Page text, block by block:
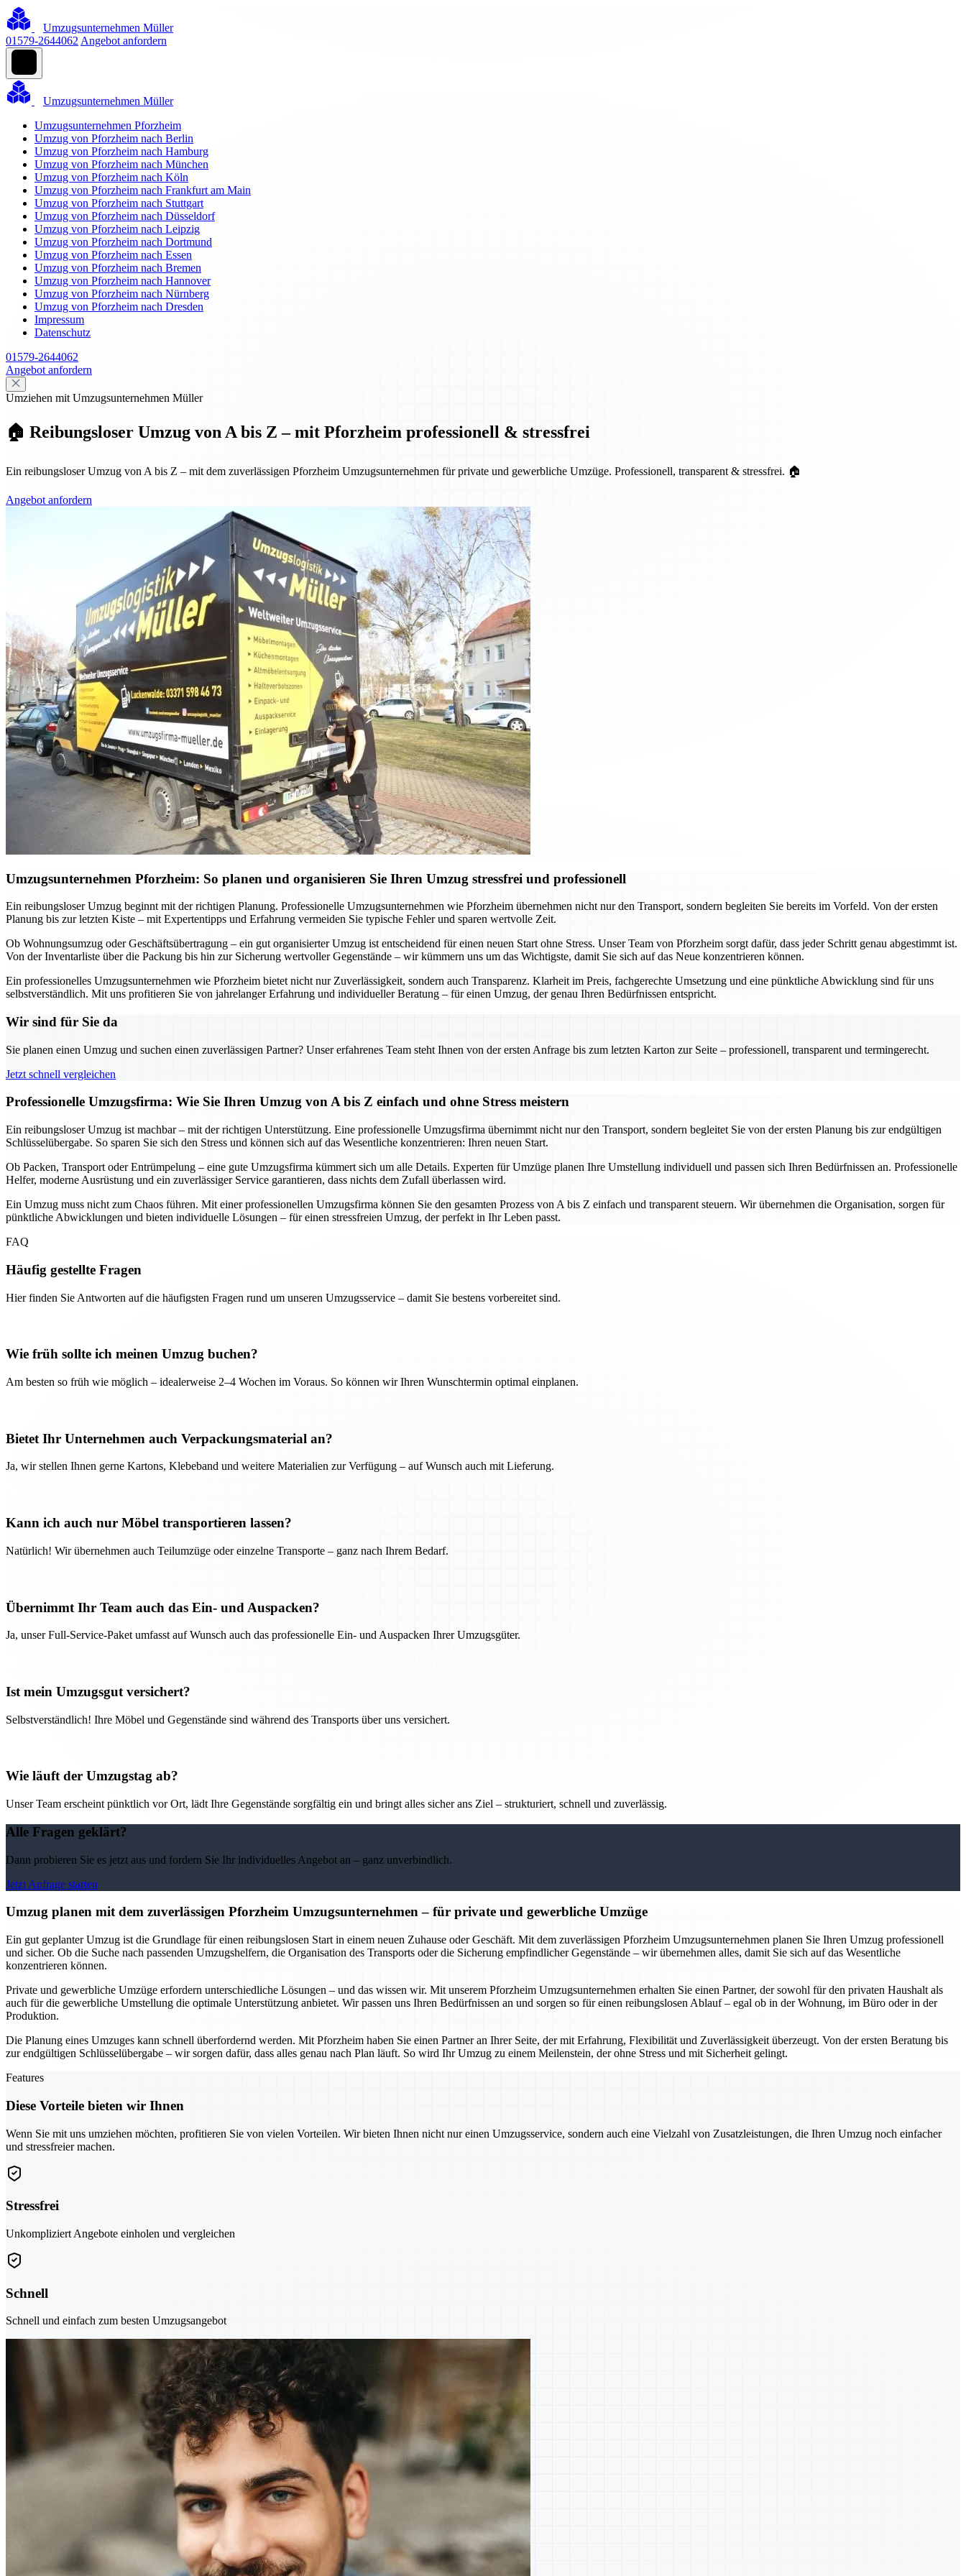
Umzugsunternehmen Müller
01579-2644062 Angebot anfordern
Umzugsunternehmen Müller
Umzugsunternehmen Pforzheim
Umzug von Pforzheim nach Berlin
Umzug von Pforzheim nach Hamburg
Umzug von Pforzheim nach München
Umzug von Pforzheim nach Köln
Umzug von Pforzheim nach Frankfurt am Main
Umzug von Pforzheim nach Stuttgart
Umzug von Pforzheim nach Düsseldorf
Umzug von Pforzheim nach Leipzig
Umzug von Pforzheim nach Dortmund
Umzug von Pforzheim nach Essen
Umzug von Pforzheim nach Bremen
Umzug von Pforzheim nach Hannover
Umzug von Pforzheim nach Nürnberg
Umzug von Pforzheim nach Dresden
Impressum
Datenschutz
01579-2644062
Angebot anfordern
Umziehen mit Umzugsunternehmen Müller
🏠 Reibungsloser Umzug von A bis Z – mit Pforzheim professionell & stressfrei
Ein reibungsloser Umzug von A bis Z – mit dem zuverlässigen Pforzheim Umzugsunternehmen für private und gewerbliche Umzüge. Professionell, transparent & stressfrei. 🏠
Angebot anfordern
Umzugsunternehmen Pforzheim: So planen und organisieren Sie Ihren Umzug stressfrei und professionell
Ein reibungsloser Umzug beginnt mit der richtigen Planung. Professionelle Umzugsunternehmen wie Pforzheim übernehmen nicht nur den Transport, sondern begleiten Sie bereits im Vorfeld. Von der ersten
Planung bis zur letzten Kiste – mit Expertentipps und Erfahrung vermeiden Sie typische Fehler und sparen wertvolle Zeit.
Ob Wohnungsumzug oder Geschäftsübertragung – ein gut organisierter Umzug ist entscheidend für einen neuen Start ohne Stress. Unser Team von Pforzheim sorgt dafür, dass jeder Schritt genau abgestimmt ist.
Von der Inventarliste über die Packung bis hin zur Sicherung wertvoller Gegenstände – wir kümmern uns um das Wichtigste, damit Sie sich auf das Neue konzentrieren können.
Ein professionelles Umzugsunternehmen wie Pforzheim bietet nicht nur Zuverlässigkeit, sondern auch Transparenz. Klarheit im Preis, fachgerechte Umsetzung und eine pünktliche Abwicklung sind für uns
selbstverständlich. Mit uns profitieren Sie von jahrelanger Erfahrung und individueller Beratung – für einen Umzug, der genau Ihren Bedürfnissen entspricht.
Wir sind für Sie da
Sie planen einen Umzug und suchen einen zuverlässigen Partner? Unser erfahrenes Team steht Ihnen von der ersten Anfrage bis zum letzten Karton zur Seite – professionell, transparent und termingerecht.
Jetzt schnell vergleichen
Professionelle Umzugsfirma: Wie Sie Ihren Umzug von A bis Z einfach und ohne Stress meistern
Ein reibungsloser Umzug ist machbar – mit der richtigen Unterstützung. Eine professionelle Umzugsfirma übernimmt nicht nur den Transport, sondern begleitet Sie von der ersten Planung bis zur endgültigen
Schlüsselübergabe. So sparen Sie sich den Stress und können sich auf das Wesentliche konzentrieren: Ihren neuen Start.
Ob Packen, Transport oder Entrümpelung – eine gute Umzugsfirma kümmert sich um alle Details. Experten für Umzüge planen Ihre Umstellung individuell und passen sich Ihren Bedürfnissen an. Professionelle
Helfer, moderne Ausrüstung und ein zuverlässiger Service garantieren, dass nichts dem Zufall überlassen wird.
Ein Umzug muss nicht zum Chaos führen. Mit einer professionellen Umzugsfirma können Sie den gesamten Prozess von A bis Z einfach und transparent steuern. Wir übernehmen die Organisation, sorgen für
pünktliche Abwicklungen und bieten individuelle Lösungen – für einen stressfreien Umzug, der perfekt in Ihr Leben passt.
FAQ
Häufig gestellte Fragen
Hier finden Sie Antworten auf die häufigsten Fragen rund um unseren Umzugsservice – damit Sie bestens vorbereitet sind.
Wie früh sollte ich meinen Umzug buchen?
Am besten so früh wie möglich – idealerweise 2–4 Wochen im Voraus. So können wir Ihren Wunschtermin optimal einplanen.
Bietet Ihr Unternehmen auch Verpackungsmaterial an?
Ja, wir stellen Ihnen gerne Kartons, Klebeband und weitere Materialien zur Verfügung – auf Wunsch auch mit Lieferung.
Kann ich auch nur Möbel transportieren lassen?
Natürlich! Wir übernehmen auch Teilumzüge oder einzelne Transporte – ganz nach Ihrem Bedarf.
Übernimmt Ihr Team auch das Ein- und Auspacken?
Ja, unser Full-Service-Paket umfasst auf Wunsch auch das professionelle Ein- und Auspacken Ihrer Umzugsgüter.
Ist mein Umzugsgut versichert?
Selbstverständlich! Ihre Möbel und Gegenstände sind während des Transports über uns versichert.
Wie läuft der Umzugstag ab?
Unser Team erscheint pünktlich vor Ort, lädt Ihre Gegenstände sorgfältig ein und bringt alles sicher ans Ziel – strukturiert, schnell und zuverlässig.
Alle Fragen geklärt?
Dann probieren Sie es jetzt aus und fordern Sie Ihr individuelles Angebot an – ganz unverbindlich.
Jetzt Anfrage starten
Umzug planen mit dem zuverlässigen Pforzheim Umzugsunternehmen – für private und gewerbliche Umzüge
Ein gut geplanter Umzug ist die Grundlage für einen reibungslosen Start in einem neuen Zuhause oder Geschäft. Mit dem zuverlässigen Pforzheim Umzugsunternehmen planen Sie Ihren Umzug professionell
und sicher. Ob die Suche nach passenden Umzugshelfern, die Organisation des Transports oder die Sicherung empfindlicher Gegenstände – wir übernehmen alles, damit Sie sich auf das Wesentliche
konzentrieren können.
Private und gewerbliche Umzüge erfordern unterschiedliche Lösungen – und das wissen wir. Mit unserem Pforzheim Umzugsunternehmen erhalten Sie einen Partner, der sowohl für den privaten Haushalt als
auch für die gewerbliche Umstellung die optimale Unterstützung anbietet. Wir passen uns Ihren Bedürfnissen an und sorgen so für einen reibungslosen Ablauf – egal ob in der Wohnung, im Büro oder in der
Produktion.
Die Planung eines Umzuges kann schnell überfordernd werden. Mit Pforzheim haben Sie einen Partner an Ihrer Seite, der mit Erfahrung, Flexibilität und Zuverlässigkeit überzeugt. Von der ersten Beratung bis
zur endgültigen Schlüsselübergabe – wir sorgen dafür, dass alles genau nach Plan läuft. So wird Ihr Umzug zu einem Meilenstein, der ohne Stress und mit Sicherheit gelingt.
Features
Diese Vorteile bieten wir Ihnen
Wenn Sie mit uns umziehen möchten, profitieren Sie von vielen Vorteilen. Wir bieten Ihnen nicht nur einen Umzugsservice, sondern auch eine Vielzahl von Zusatzleistungen, die Ihren Umzug noch einfacher
und stressfreier machen.
Stressfrei
Unkompliziert Angebote einholen und vergleichen
Schnell
Schnell und einfach zum besten Umzugsangebot